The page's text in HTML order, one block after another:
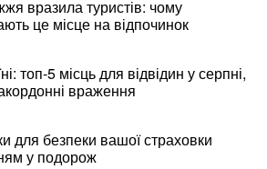
вразила туристів: чому
це місце на відпочинок
топ-5 місць для відвідин у серпні,
враження
для безпеки вашої страховки
у подорож